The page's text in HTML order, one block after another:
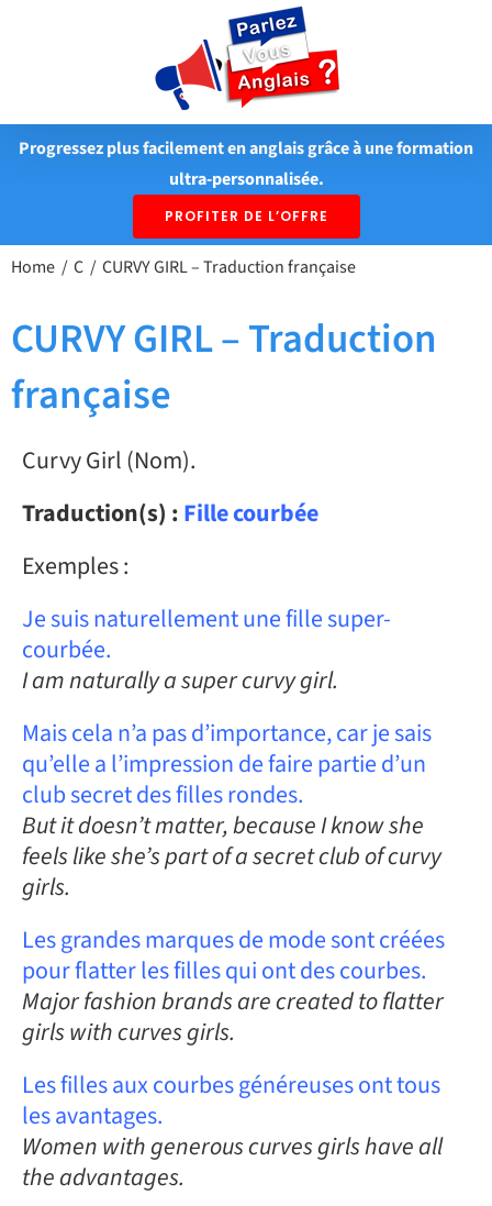
Progressez plus facilement en anglais grâce à une formation
ultra-personnalisée.
PROFITER DE L’OFFRE
Home C CURVY GIRL – Traduction française
CURVY GIRL – Traduction
française
Curvy Girl (Nom).
Traduction(s) :Fille courbée
Exemples :
Je suis naturellement une fille super-
courbée.
I am naturally a super curvy girl.
Mais cela n’a pas d’importance, car je sais
qu’elle a l’impression de faire partie d’un
club secret des filles rondes.
But it doesn’t matter, because I know she
feels like she’s part of a secret club of curvy
girls.
Les grandes marques de mode sont créées
pour flatter les filles qui ont des courbes.
Major fashion brands are created to flatter
girls with curves girls.
Les filles aux courbes généreuses ont tous
les avantages.
Women with generous curves girls have all
the advantages.